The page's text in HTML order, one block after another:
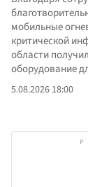
мобильные
критической
области
оборудование
5.08.2026 18:00